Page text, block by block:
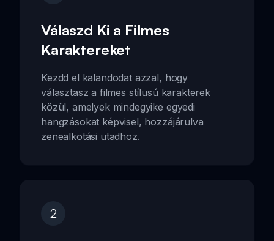
Válaszd Ki a Filmes
Karaktereket
Kezdd el kalandodat azzal, hogy
választasz a filmes stílusú karakterek
közül, amelyek mindegyike egyedi
hangzásokat képvisel, hozzájárulva
zenealkotási utadhoz.
2